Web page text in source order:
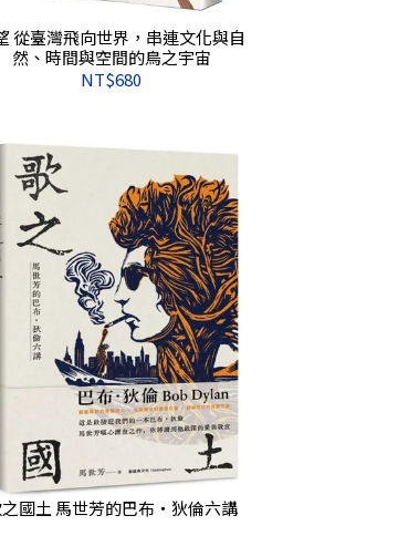
從臺灣飛向世界，串連文化與自
然、時間與空間的鳥之宇宙
NT$680
國土 馬世芳的巴布‧狄倫六講